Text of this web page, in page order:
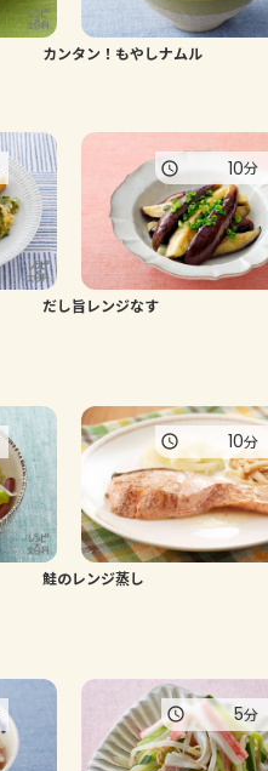
カンタン！もやしナムル
だし旨レンジなす
10分
鮭のレンジ蒸し
10分
5分